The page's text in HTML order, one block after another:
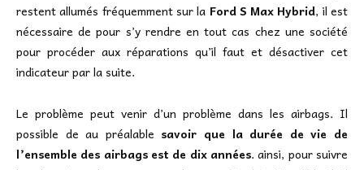
restent allumés fréquemment sur la Ford S Max Hybrid, il est
nécessaire de pour s’y rendre en tout cas chez une société
pour procéder aux réparations qu’il faut et désactiver cet
indicateur par la suite.
Le problème peut venir d’un problème dans les airbags. Il
possible de au préalable savoir que la durée de vie de
l’ensemble des airbags est de dix années. ainsi, pour suivre